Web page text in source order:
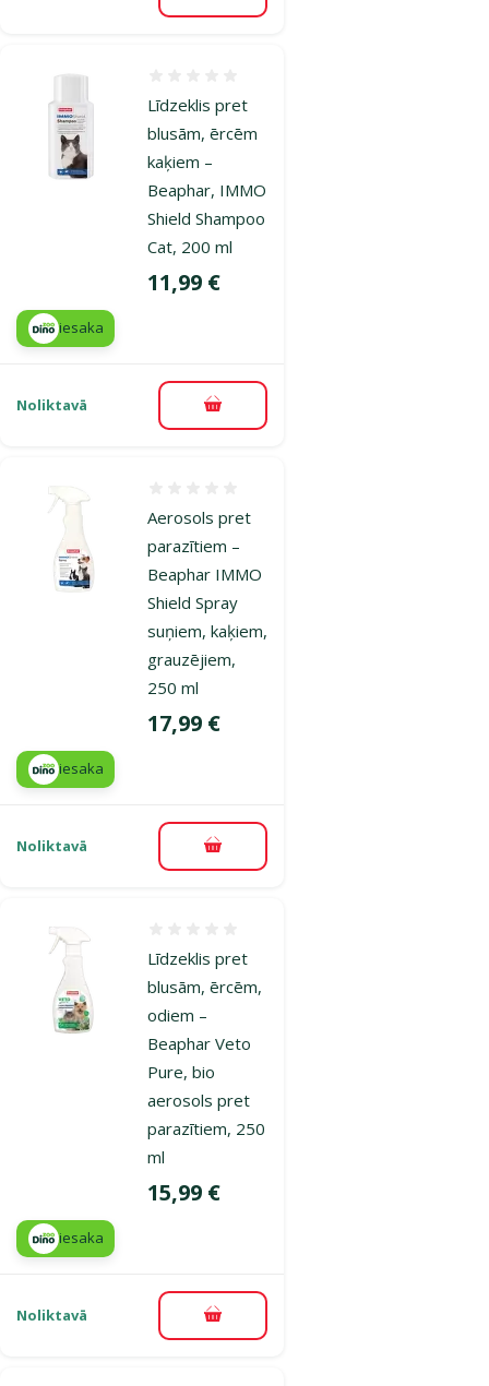
L­īdzeklis pret
blusām, ērcēm
kaķiem –
Beaphar, IMMO
Shield Shampoo
Cat, 200 ml
Cena
11,99 €
iesaka
Noliktavā Pievienot grozam
Aerosols pret
parazītiem –
Beaphar IMMO
Shield Spray
suņiem, kaķiem,
grauzējiem,
250 ml
Cena
17,99 €
iesaka
Noliktavā Pievienot grozam
Līdzeklis pret
blusām, ērcēm,
odiem –
Beaphar Veto
Pure, bio
aerosols pret
parazītiem, 250
ml
Cena
15,99 €
iesaka
Noliktavā Pievienot grozam